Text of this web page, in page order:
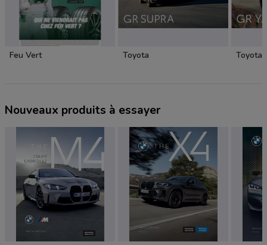
Feu Vert Toyota Toyota
Nouveaux produits à essayer